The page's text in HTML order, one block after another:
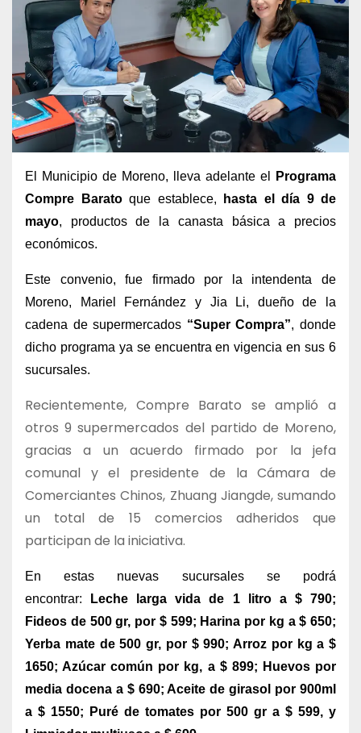
El Municipio de Moreno, lleva adelante el
Programa
Compre Barato que establece,
hasta el día 9 de
mayo, productos de la canasta básica a precios
económicos.
Este convenio, fue firmado por la intendenta de
Moreno, Mariel Fernández y Jia Li, dueño de la
cadena de supermercados “Super Compra”, donde
dicho programa ya se encuentra en vigencia en sus 6
sucursales.
Recientemente, Compre Barato se amplió a
otros 9 supermercados del partido de Moreno,
gracias a un acuerdo firmado por la jefa
comunal y el presidente de la Cámara de
Comerciantes Chinos, Zhuang Jiangde, sumando
un total de 15 comercios adheridos que
participan de la iniciativa.
En estas nuevas sucursales se podrá
encontrar:
Leche larga vida de 1 litro a $ 790;
Fideos de 500 gr, por $ 599; Harina por kg a $ 650;
Yerba mate de 500 gr, por $ 990; Arroz por kg a $
1650; Azúcar común por kg, a $ 899; Huevos por
media docena a $ 690; Aceite de girasol por 900ml
a $ 1550; Puré de tomates por 500 gr a $ 599, y